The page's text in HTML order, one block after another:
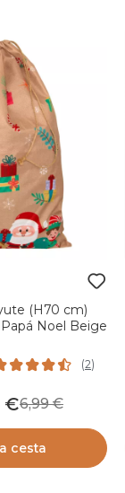
(H70 cm)
Noel Beige
(2)
6,99
cesta